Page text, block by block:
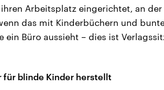
Arbeitsplatz eingerichtet, an der
das mit Kinderbüchern und
Büro aussieht – dies ist
für blinde Kinder herstellt